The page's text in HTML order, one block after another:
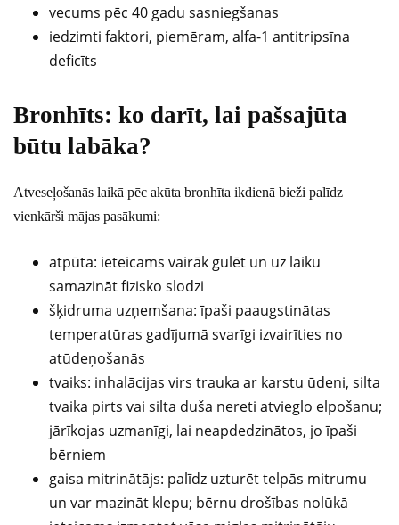
vecums pēc 40 gadu sasniegšanas
iedzimti faktori, piemēram, alfa-1 antitripsīna
deficīts
Bronhīts: ko darīt, lai pašsajūta
būtu labāka?
Atveseļošanās laikā pēc akūta bronhīta ikdienā bieži palīdz
vienkārši mājas pasākumi:
atpūta: ieteicams vairāk gulēt un uz laiku
samazināt fizisko slodzi
šķidruma uzņemšana: īpaši paaugstinātas
temperatūras gadījumā svarīgi izvairīties no
atūdeņošanās
tvaiks: inhalācijas virs trauka ar karstu ūdeni, silta
tvaika pirts vai silta duša nereti atvieglo elpošanu;
jārīkojas uzmanīgi, lai neapdedzinātos, jo īpaši
bērniem
gaisa mitrinātājs: palīdz uzturēt telpās mitrumu
un var mazināt klepu; bērnu drošības nolūkā